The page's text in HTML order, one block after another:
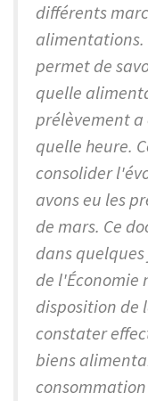
différents
alimentations.
permet de
quelle
prélèvement
quelle heure.
consolider
avons eu les
de mars. Ce
dans
de l'Économie
disposition de
constater
biens